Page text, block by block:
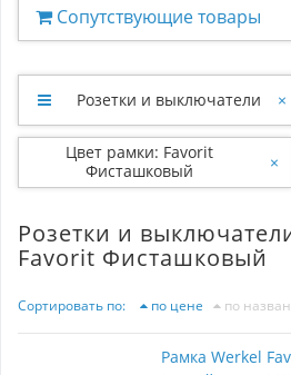
Сопутствующие товары
Розетки и выключатели ×
Цвет рамки: Favorit
Фисташковый
×
Розетки и
Favorit Фисташковый
Сортировать по: по цене по
Рамка Werkel